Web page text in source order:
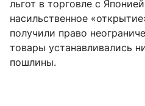
льгот в торговле с
насильственное
получили право
товары устанавливались
пошлины.